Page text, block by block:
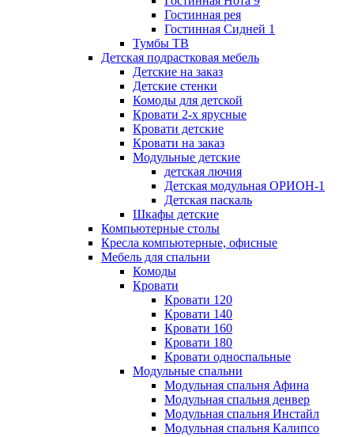
Гостинная рея
Гостинная Сидней 1
Тумбы ТВ
Детская подрастковая мебель
Детские на заказ
Детские стенки
Комоды для детской
Кровати 2-х ярусные
Кровати детские
Кровати на заказ
Модульные детские
детская лючия
Детская модульная ОРИОН-1
Детская паскаль
Шкафы детские
Компьютерные столы
Кресла компьютерные, офисные
Мебель для спальни
Комоды
Кровати
Кровати 120
Кровати 140
Кровати 160
Кровати 180
Кровати односпальные
Модульные спальни
Модульная спальня Афина
Модульная спальня денвер
Модульная спальня Инстайл
Модульная спальня Калипсо